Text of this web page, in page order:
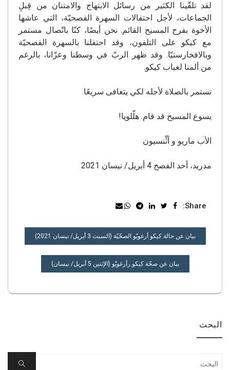
لقد تلقّينا الكثير من رسائل الابتهاج والامتنان من قِبلِ
الجماعات، لأجل احتفالات السهرة الفصحيّة، التي عاشها
الأخوة بفرح المسيح القائم. نحن أيضًا، كنّا باتّصال مستمر
مع كيكو على التلفون، وقد احتفلنا بالسهرة الفصحيّة
وبالافخارستيّا. وقد ظهر الربّ في وسطنا وعزّانا، بالرغم
من ألمنا لغياب كيكو.
نستمر بالصلاة لأجله لكي يتعافى سريعًا.
يسوع المسيح قد قام. هلّلويا!
الأب ماريو و أثِّنسيون
مدريد، أحد الفصح 4 أبريل/ نيسان 2021
Share:
تصفّح
المقالات
بيان عن حالة كيكو أرغويّو الصحّيّة (السبت 3 أبريل/ نيسان 2021)
بيان عن صحّة كيكو رأرغويّو (الإثنين 5 أبريل/ نيسان)
البحث
Search
Search